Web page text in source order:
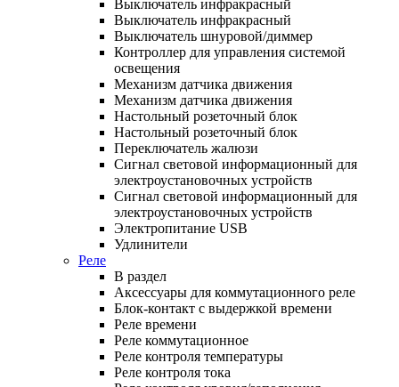
Выключатель инфракрасный
Выключатель инфракрасный
Выключатель шнуровой/диммер
Контроллер для управления системой
освещения
Механизм датчика движения
Механизм датчика движения
Настольный розеточный блок
Настольный розеточный блок
Переключатель жалюзи
Сигнал световой информационный для
электроустановочных устройств
Сигнал световой информационный для
электроустановочных устройств
Электропитание USB
Удлинители
Реле
В раздел
Аксессуары для коммутационного реле
Блок-контакт с выдержкой времени
Реле времени
Реле коммутационное
Реле контроля температуры
Реле контроля тока